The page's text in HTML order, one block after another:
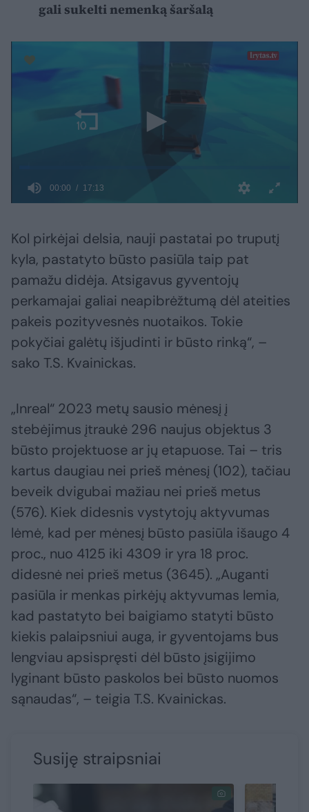
gali sukelti nemenką šaršalą
Kol pirkėjai delsia, nauji pastatai po truputį
kyla, pastatyto būsto pasiūla taip pat
pamažu didėja. Atsigavus gyventojų
perkamajai galiai neapibrėžtumą dėl ateities
pakeis pozityvesnės nuotaikos. Tokie
pokyčiai galėtų išjudinti ir būsto rinką“, –
sako T.S. Kvainickas.
„Inreal“ 2023 metų sausio mėnesį į
stebėjimus įtraukė 296 naujus objektus 3
būsto projektuose ar jų etapuose. Tai – tris
kartus daugiau nei prieš mėnesį (102), tačiau
beveik dvigubai mažiau nei prieš metus
(576). Kiek didesnis vystytojų aktyvumas
lėmė, kad per mėnesį būsto pasiūla išaugo 4
proc., nuo 4125 iki 4309 ir yra 18 proc.
didesnė nei prieš metus (3645). „Auganti
pasiūla ir menkas pirkėjų aktyvumas lemia,
kad pastatyto bei baigiamo statyti būsto
kiekis palaipsniui auga, ir gyventojams bus
lengviau apsispręsti dėl būsto įsigijimo
lyginant būsto paskolos bei būsto nuomos
sąnaudas“, – teigia T.S. Kvainickas.
Susiję straipsniai